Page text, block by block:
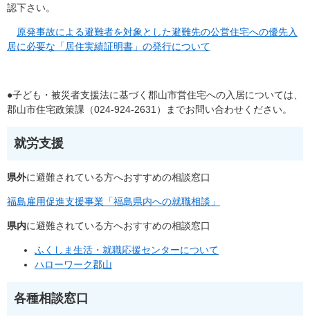
認下さい。
原発事故による避難者を対象とした避難先の公営住宅への優先入
居に必要な「居住実績証明書」の発行について
●子ども・被災者支援法に基づく郡山市営住宅への入居については、
郡山市住宅政策課（024-924-2631）までお問い合わせください。
就労支援
県外に避難されている方へおすすめの相談窓口
福島雇用促進支援事業「福島県内への就職相談」
県内に避難されている方へおすすめの相談窓口
ふくしま生活・就職応援センターについて
ハローワーク郡山
各種相談窓口